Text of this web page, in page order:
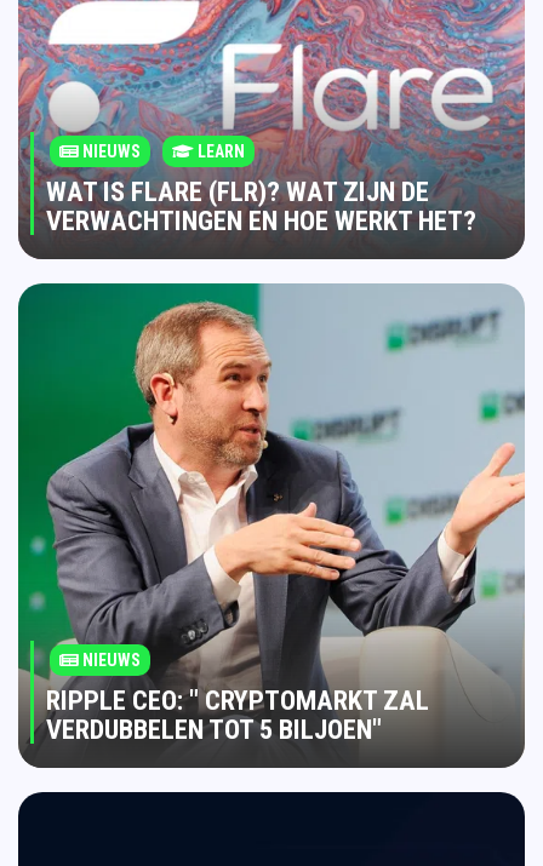
NIEUWS LEARN
WAT IS FLARE (FLR)? WAT ZIJN DE
VERWACHTINGEN EN HOE WERKT HET?
NIEUWS
RIPPLE CEO: " CRYPTOMARKT ZAL
VERDUBBELEN TOT 5 BILJOEN"